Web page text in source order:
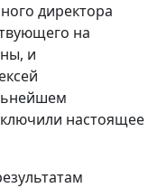
директора
на
и
настоящее